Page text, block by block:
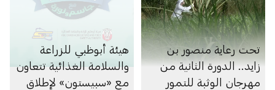
تحت رعاية منصور بن
زايد.. الدورة الثانية من
مهرجان الوثبة للتمور
هيئة أبوظبي للزراعة
والسلامة الغذائية تتعاون
مع «سبيستون» لإطلاق